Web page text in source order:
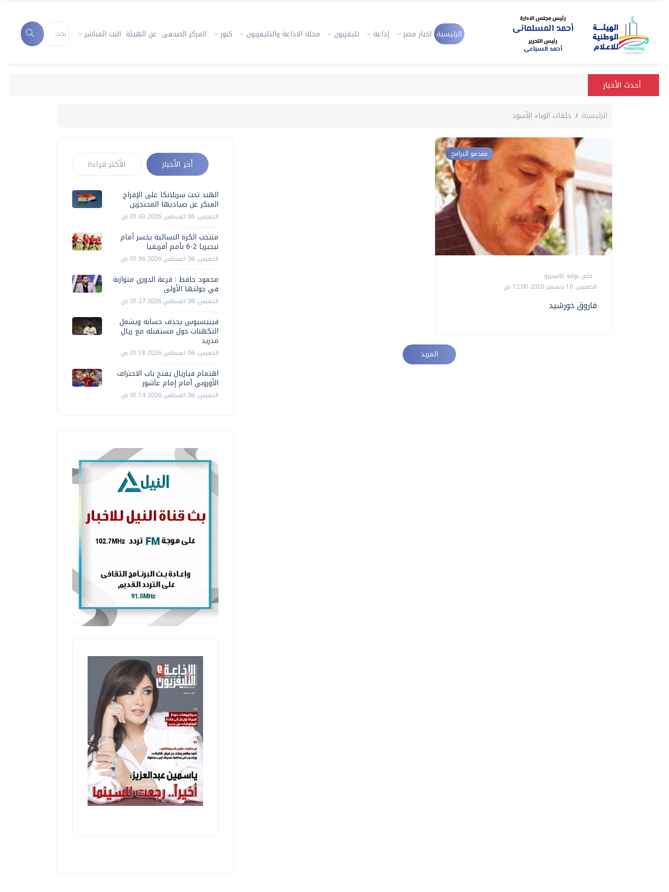
الرئيسية اخبار مصر إذاعة تليفزيون مجلة الاذاعة والتليفزيون كنوز المركز الصحفى عن الهيئة البث المباشر
أحدث الأخبار
الرئيسية حلقات الوباء الأسود
مقدمو البرامج
خاص بوابة ماسبيرو
الخميس، 10 ديسمبر 2020 12:00 ص
فاروق خورشيد
المزيد
أخر الأخبار الأكثر قراءة
الهند تحث سريلانكا على الإفراج
المبكر عن صياديها المحتجزين
الخميس، 06 اغسطس 2026 01:43 ص
منتخب الكرة النسائية يخسر أمام
نيجيريا 2-6 بأمم أفريقيا
الخميس، 06 اغسطس 2026 01:36 ص
محمود حافظ : قرعة الدوري متوازنة
في جولتها الأولى
الخميس، 06 اغسطس 2026 01:27 ص
فينيسيوس يحذف حسابه ويشعل
التكهنات حول مستقبله مع ريال
مدريد
الخميس، 06 اغسطس 2026 01:18 ص
اهتمام فياريال يفتح باب الاحتراف
الأوروبي أمام إمام عاشور
الخميس، 06 اغسطس 2026 01:14 ص